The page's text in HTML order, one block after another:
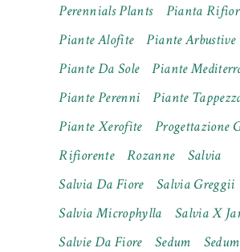
Perennials Plants
Pianta
Piante Alofite
Piante Arbustive
Piante Da Sole
Piante
Piante Perenni
Piante
Piante Xerofite
Progettazione
Rifiorente
Rozanne
Salvia
Salvia Da Fiore
Salvia Greggii
Salvia Microphylla
Salvia X
Salvie Da Fiore
Sedum